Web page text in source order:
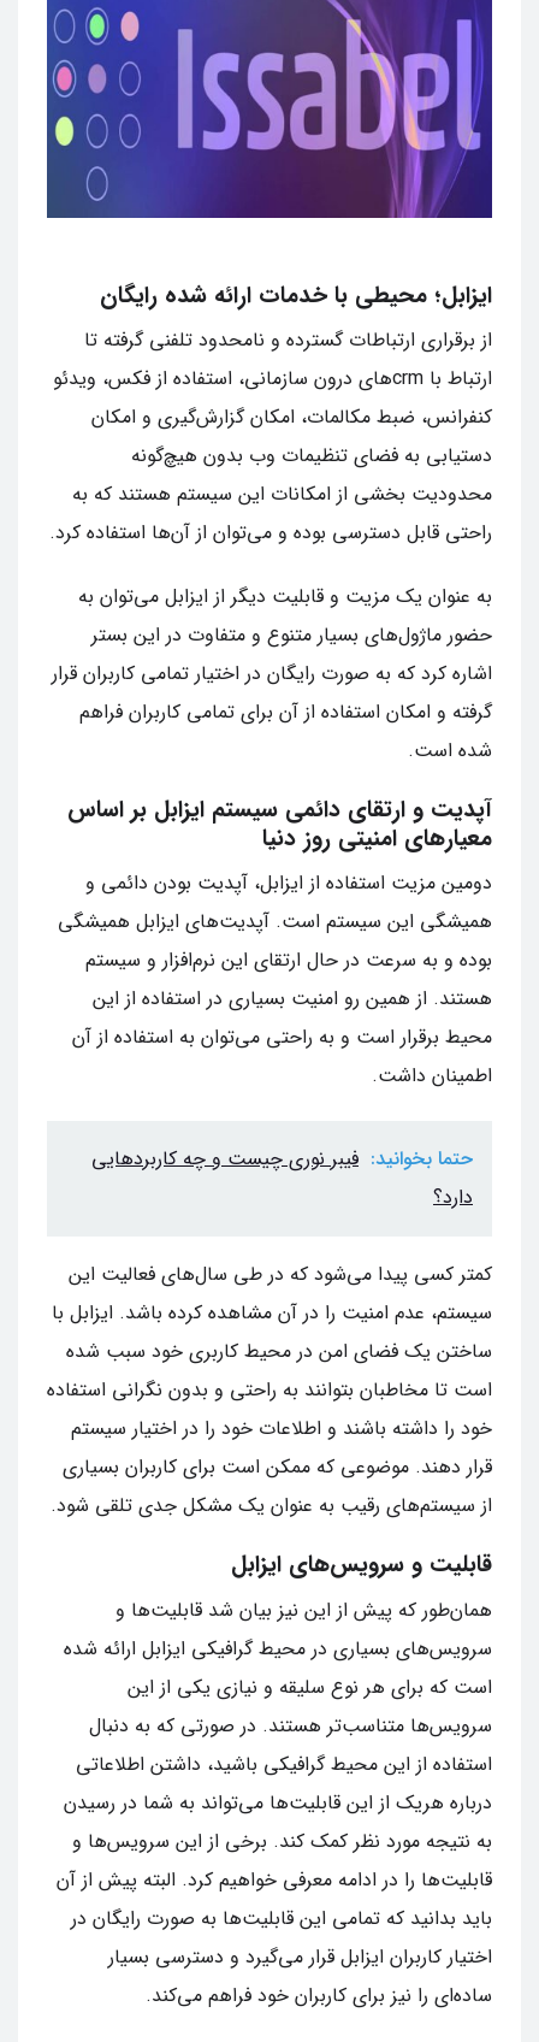
ایزابل؛ محیطی با خدمات ارائه شده رایگان
از برقراری ارتباطات گسترده و نامحدود تلفنی گرفته تا
ارتباط با crmهای درون سازمانی، استفاده از فکس، ویدئو
کنفرانس، ضبط مکالمات، امکان گزارش‌گیری و امکان
دستیابی به فضای تنظیمات وب بدون هیچ‌گونه
محدودیت بخشی از امکانات این سیستم هستند که به
راحتی قابل دسترسی بوده و می‌توان از آن‌ها استفاده کرد.
به عنوان یک مزیت و قابلیت دیگر از ایزابل می‌توان به
حضور ماژول‌های بسیار متنوع و متفاوت در این بستر
اشاره کرد که به صورت رایگان در اختیار تمامی کاربران قرار
گرفته و امکان استفاده از آن برای تمامی کاربران فراهم
شده است.
آپدیت و ارتقای دائمی سیستم ایزابل بر اساس
معیارهای امنیتی روز دنیا
دومین مزیت استفاده از ایزابل، آپدیت بودن دائمی و
همیشگی این سیستم است. آپدیت‌های ایزابل همیشگی
بوده و به سرعت در حال ارتقای این نرم‌افزار و سیستم
هستند. از همین رو امنیت بسیاری در استفاده از این
محیط برقرار است و به راحتی می‌توان به استفاده از آن
اطمینان داشت.
حتما بخوانید: فیبر نوری چیست و چه کاربردهایی
دارد؟
کمتر کسی پیدا می‌شود که در طی سال‌های فعالیت این
سیستم، عدم امنیت را در آن مشاهده کرده باشد. ایزابل با
ساختن یک فضای امن در محیط کاربری خود سبب شده
است تا مخاطبان بتوانند به راحتی و بدون نگرانی استفاده
خود را داشته باشند و اطلاعات خود را در اختیار سیستم
قرار دهند. موضوعی که ممکن است برای کاربران بسیاری
از سیستم‌های رقیب به عنوان یک مشکل جدی تلقی شود.
قابلیت‌ و سرویس‌های ایزابل
همان‌طور که پیش از این نیز بیان شد قابلیت‌ها و
سرویس‌های بسیاری در محیط گرافیکی ایزابل ارائه شده
است که برای هر نوع سلیقه و نیازی یکی از این
سرویس‌ها متناسب‌تر هستند. در صورتی که به دنبال
استفاده از این محیط گرافیکی باشید، داشتن اطلاعاتی
درباره هریک از این قابلیت‌ها می‌تواند به شما در رسیدن
به نتیجه مورد نظر کمک کند. برخی از این سرویس‌ها و
قابلیت‌ها را در ادامه معرفی خواهیم کرد. البته پیش از آن
باید بدانید که تمامی این قابلیت‌ها به صورت رایگان در
اختیار کاربران ایزابل قرار می‌گیرد و دسترسی بسیار
ساده‌ای را نیز برای کاربران خود فراهم می‌کند.